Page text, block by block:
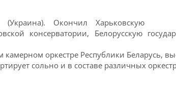
Окончил Харьковскую
консерватории, Белорусскую
оркестре Республики Беларусь,
сольно и в составе различных